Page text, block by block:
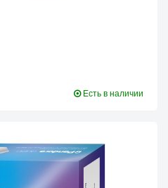
Есть в наличии